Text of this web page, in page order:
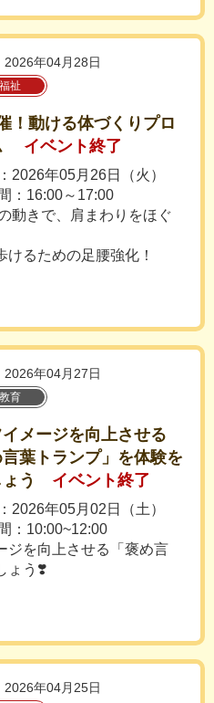
2026年04月28日
祉
！動ける体づくりプロ
イベント終了
2026年05月26日（火）
：16:00～17:00
動きで、肩まわりをほぐ
けるための足腰強化！
2026年04月27日
育
メージを向上させる
言葉トランプ」を体験を
う
イベント終了
2026年05月02日（土）
：10:00~12:00
ジを向上させる「褒め言
ょう❣️
2026年04月25日